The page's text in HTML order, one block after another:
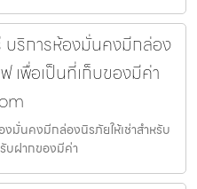
ริการห้องมั่นคงมีกล่อง
เพื่อเป็นที่เก็บของมีค่า
มั่นคงมีกล่องนิรภัยให้เช่าสำหรับ
รับฝากของมีค่า